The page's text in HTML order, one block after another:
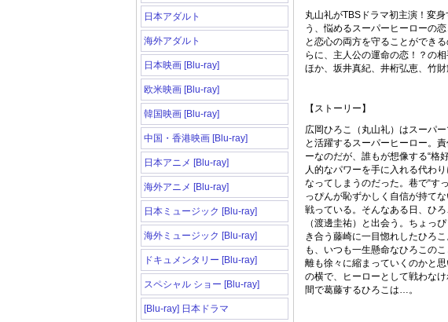
日本アダルト
海外アダルト
日本映画 [Blu-ray]
欧米映画 [Blu-ray]
韓国映画 [Blu-ray]
中国・香港映画 [Blu-ray]
日本アニメ [Blu-ray]
海外アニメ [Blu-ray]
日本ミュージック [Blu-ray]
海外ミュージック [Blu-ray]
ドキュメンタリー [Blu-ray]
スペシャル ショー [Blu-ray]
[Blu-ray] 日本ドラマ
丸山礼がTBSドラマ初主演！変
う、悩めるスーパーヒーローの
と恋心の両方を守ることができ
らに、主人公の運命の恋！？の
ほか、坂井真紀、井桁弘恵、竹
【ストーリー】
広岡ひろこ（丸山礼）はスーパ
と活躍するスーパーヒーロー。
ーなのだが、誰もが想像する“格
人的なパワーを手に入れる代わ
なってしまうのだった。巷で“す
っぴんが恥ずかしく自信が持て
戦っている。そんなある日、ひ
（渡邊圭祐）と出会う。ちょっ
き合う藤崎に一目惚れしたひろ
も、いつも一生懸命なひろこの
離も徐々に縮まっていくのかと
の横で、ヒーローとして戦わな
間で葛藤するひろこは…。